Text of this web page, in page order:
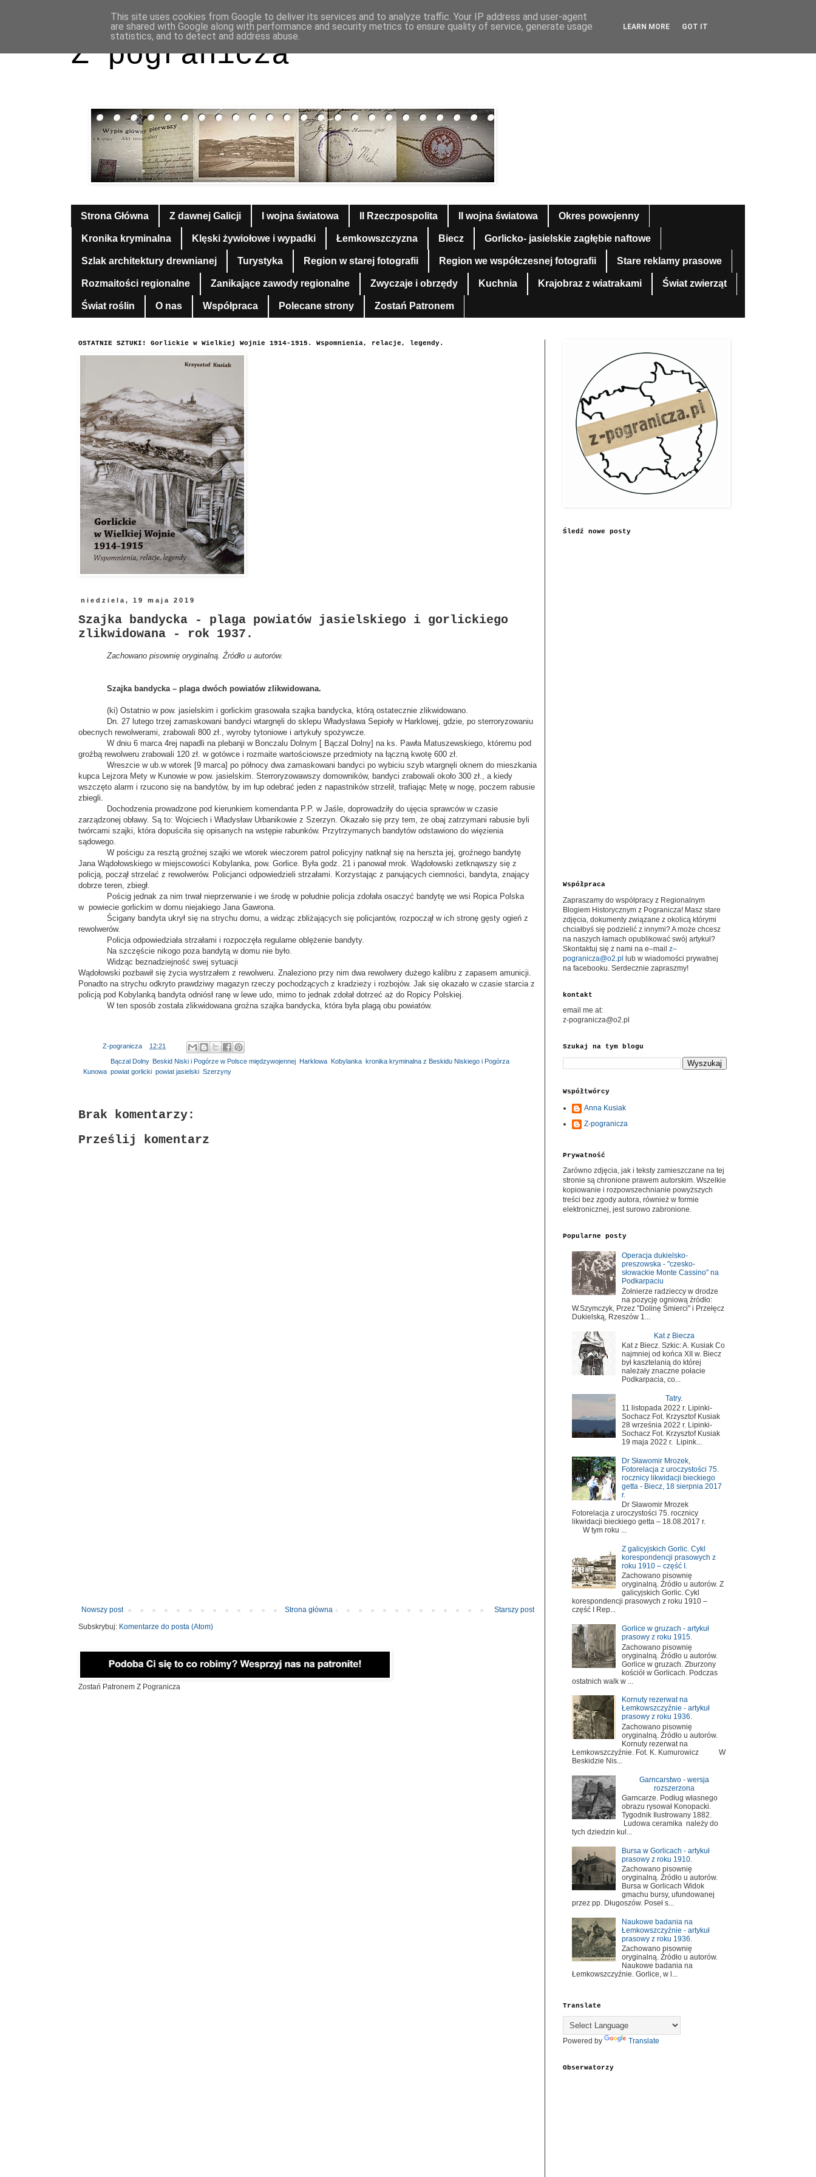
Z pogranicza
Strona Główna Z dawnej Galicji I wojna światowa II Rzeczpospolita II wojna światowa Okres powojenny
Kronika kryminalna Klęski żywiołowe i wypadki Łemkowszczyzna Biecz Gorlicko- jasielskie zagłębie naftowe
Szlak architektury drewnianej Turystyka Region w starej fotografii Region we współczesnej fotografii Stare reklamy prasowe
Rozmaitości regionalne Zanikające zawody regionalne Zwyczaje i obrzędy Kuchnia Krajobraz z wiatrakami Świat zwierząt
Świat roślin O nas Współpraca Polecane strony Zostań Patronem
OSTATNIE SZTUKI! Gorlickie w Wielkiej Wojnie 1914-1915. Wspomnienia, relacje, legendy.
niedziela, 19 maja 2019
Szajka bandycka - plaga powiatów jasielskiego i gorlickiego
zlikwidowana - rok 1937.
Zachowano pisownię oryginalną. Źródło u autorów.
Szajka bandycka – plaga dwóch powiatów zlikwidowana.
(ki) Ostatnio w pow. jasielskim i gorlickim grasowała szajka bandycka, którą ostatecznie zlikwidowano.
Dn. 27 lutego trzej zamaskowani bandyci wtargnęli do sklepu Władysława Sepioły w Harklowej, gdzie, po sterroryzowaniu
obecnych rewolwerami, zrabowali 800 zł., wyroby tytoniowe i artykuły spożywcze.
W dniu 6 marca 4rej napadli na plebanji w Bonczalu Dolnym [ Bączal Dolny] na ks. Pawła Matuszewskiego, któremu pod
groźbą rewolweru zrabowali 120 zł. w gotówce i rozmaite wartościowsze przedmioty na łączną kwotę 600 zł.
Wreszcie w ub.w wtorek [9 marca] po północy dwa zamaskowani bandyci po wybiciu szyb wtargnęli oknem do mieszkania
kupca Lejzora Mety w Kunowie w pow. jasielskim. Sterroryzowawszy domowników, bandyci zrabowali około 300 zł., a kiedy
wszczęto alarm i rzucono się na bandytów, by im łup odebrać jeden z napastników strzelił, trafiając Metę w nogę, poczem rabusie
zbiegli.
Dochodzenia prowadzone pod kierunkiem komendanta P.P. w Jaśle, doprowadziły do ujęcia sprawców w czasie
zarządzonej obławy. Są to: Wojciech i Władysław Urbanikowie z Szerzyn. Okazało się przy tem, że obaj zatrzymani rabusie byli
twórcami szajki, która dopuściła się opisanych na wstępie rabunków. Przytrzymanych bandytów odstawiono do więzienia
sądowego.
W pościgu za resztą groźnej szajki we wtorek wieczorem patrol policyjny natknął się na herszta jej, groźnego bandytę
Jana Wądołowskiego w miejscowości Kobylanka, pow. Gorlice. Była godz. 21 i panował mrok. Wądołowski zetknąwszy się z
policją, począł strzelać z rewolwerów. Policjanci odpowiedzieli strzałami. Korzystając z panujących ciemności, bandyta, znający
dobrze teren, zbiegł.
Pościg jednak za nim trwał nieprzerwanie i we środę w południe policja zdołała osaczyć bandytę we wsi Ropica Polska
w powiecie gorlickim w domu niejakiego Jana Gawrona.
Ścigany bandyta ukrył się na strychu domu, a widząc zbliżających się policjantów, rozpoczął w ich stronę gęsty ogień z
rewolwerów.
Policja odpowiedziała strzałami i rozpoczęła regularne oblężenie bandyty.
Na szczęście nikogo poza bandytą w domu nie było.
Widząc beznadziejność swej sytuacji
Wądołowski pozbawił się życia wystrzałem z rewolweru. Znaleziono przy nim dwa rewolwery dużego kalibru z zapasem amunicji.
Ponadto na strychu odkryto prawdziwy magazyn rzeczy pochodzących z kradzieży i rozbojów. Jak się okazało w czasie starcia z
policją pod Kobylanką bandyta odniósł ranę w lewe udo, mimo to jednak zdołał dotrzeć aż do Ropicy Polskiej.
W ten sposób została zlikwidowana groźna szajka bandycka, która była plagą obu powiatów.
Z-pogranicza 12:21
Bączal Dolny, Beskid Niski i Pogórze w Polsce międzywojennej Harklowa Kobylanka kronika kryminalna z Beskidu Niskiego i Pogórza
Kunowa powiat gorlicki powiat jasielski Szerzyny
Brak komentarzy:
Prześlij komentarz
Nowszy post Starszy post
Strona główna
Subskrybuj: Komentarze do posta (Atom)
Zostań Patronem Z Pogranicza
Śledź nowe posty
Współpraca
Zapraszamy do współpracy z Regionalnym
Blogiem Historycznym z Pogranicza! Masz stare
zdjęcia, dokumenty związane z okolicą którymi
chciałbyś się podzielić z innymi? A może chcesz
na naszych łamach opublikować swój artykuł?
Skontaktuj się z nami na e–mail z–
pogranicza@o2.pl
lub w wiadomości prywatnej
na facebooku. Serdecznie zapraszmy!
kontakt
email me at:
z-pogranicza@o2.pl
Szukaj na tym blogu
Współtwórcy
Anna Kusiak
Z-pogranicza
Prywatność
Zarówno zdjęcia, jak i teksty zamieszczane na tej
stronie są chronione prawem autorskim. Wszelkie
kopiowanie i rozpowszechnianie powyższych
treści bez zgody autora, również w formie
elektronicznej, jest surowo zabronione.
Popularne posty
Operacja dukielsko-
preszowska - "czesko-
słowackie Monte Cassino" na
Podkarpaciu
Żołnierze radzieccy w drodze
na pozycję ogniową źródło:
W.Szymczyk, Przez "Dolinę Śmierci" i Przełęcz
Dukielską, Rzeszów 1...
Kat z Biecza
Kat z Biecz. Szkic: A. Kusiak Co
najmniej od końca XII w. Biecz
był kasztelanią do której
należały znaczne połacie
Podkarpacia, co...
Tatry.
11 listopada 2022 r. Lipinki-
Sochacz Fot. Krzysztof Kusiak
28 września 2022 r. Lipinki-
Sochacz Fot. Krzysztof Kusiak
19 maja 2022 r. Lipink...
Dr Sławomir Mrozek,
Fotorelacja z uroczystości 75.
rocznicy likwidacji bieckiego
getta - Biecz, 18 sierpnia 2017
r.
Dr Sławomir Mrozek
Fotorelacja z uroczystości 75. rocznicy
likwidacji bieckiego getta – 18.08.2017 r.
W tym roku ...
Z galicyjskich Gorlic. Cykl
korespondencji prasowych z
roku 1910 – część I.
Zachowano pisownię
oryginalną. Źródło u autorów. Z
galicyjskich Gorlic. Cykl
korespondencji prasowych z roku 1910 –
część I Rep...
Gorlice w gruzach - artykuł
prasowy z roku 1915.
Zachowano pisownię
oryginalną. Źródło u autorów.
Gorlice w gruzach. Zburzony
kościół w Gorlicach. Podczas
ostatnich walk w ...
Kornuty rezerwat na
Łemkowszczyźnie - artykuł
prasowy z roku 1936.
Zachowano pisownię
oryginalną. Źródło u autorów.
Kornuty rezerwat na
Łemkowszczyźnie. Fot. K. Kumurowicz W
Beskidzie Nis...
Garncarstwo - wersja
rozszerzona
Garncarze. Podług własnego
obrazu rysował Konopacki.
Tygodnik Ilustrowany 1882.
Ludowa ceramika należy do
tych dziedzin kul...
Bursa w Gorlicach - artykuł
prasowy z roku 1910.
Zachowano pisownię
oryginalną. Źródło u autorów.
Bursa w Gorlicach Widok
gmachu bursy, ufundowanej
przez pp. Długoszów. Poseł s...
Naukowe badania na
Łemkowszczyźnie - artykuł
prasowy z roku 1936.
Zachowano pisownię
oryginalną. Źródło u autorów.
Naukowe badania na
Łemkowszczyźnie. Gorlice, w l...
Translate
Powered by Translate
Obserwatorzy
This site uses cookies from Google to deliver its services and to analyze traffic. Your IP address and user-agent
are shared with Google along with performance and security metrics to ensure quality of service, generate usage
statistics, and to detect and address abuse.
LEARN MORE GOT IT